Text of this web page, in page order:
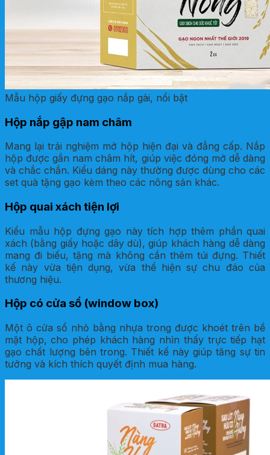
Mẫu hộp giấy đựng gạo nắp gài, nổi bật
Hộp nắp gập nam châm
Mang lại trải nghiệm mở hộp hiện đại và đẳng cấp. Nắp
hộp được gắn nam châm hít, giúp việc đóng mở dễ dàng
và chắc chắn. Kiểu dáng này thường được dùng cho các
set quà tặng gạo kèm theo các nông sản khác.
Hộp quai xách tiện lợi
Kiểu mẫu hộp đựng gạo này tích hợp thêm phần quai
xách (bằng giấy hoặc dây dù), giúp khách hàng dễ dàng
mang đi biếu, tặng mà không cần thêm túi đựng. Thiết
kế này vừa tiện dụng, vừa thể hiện sự chu đáo của
thương hiệu.
Hộp có cửa sổ (window box)
Một ô cửa sổ nhỏ bằng nhựa trong được khoét trên bề
mặt hộp, cho phép khách hàng nhìn thấy trực tiếp hạt
gạo chất lượng bên trong. Thiết kế này giúp tăng sự tin
tưởng và kích thích quyết định mua hàng.